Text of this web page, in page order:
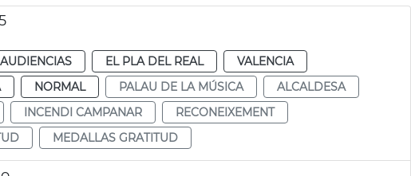
EL PLA DEL REAL
VALENCIA
NORMAL PALAU DE LA MÚSICA
ALCALDESA
INCENDI CAMPANAR
RECONEIXEMENT
MEDALLAS GRATITUD